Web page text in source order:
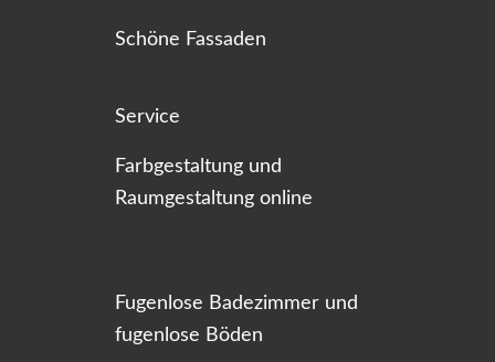
Schöne Fassaden
Service
Farbgestaltung und
Raumgestaltung online
Fugenlose Badezimmer und
fugenlose Böden